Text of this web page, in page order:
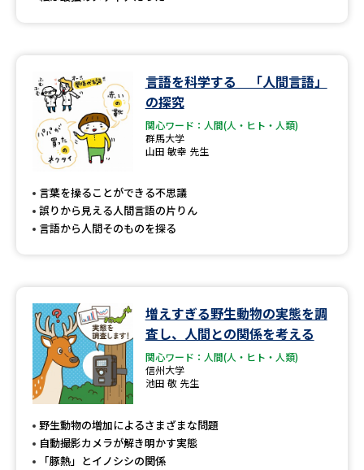
言語を科学する 「人間言語」
の探究
関心ワード：人間(人・ヒト・人類)
群馬大学
山田 敏幸 先生
言葉を操ることができる不思議
誤りから見える人間言語の片りん
言語から人間そのものを探る
増えすぎる野生動物の実態を調
査し、人間との関係を考える
関心ワード：人間(人・ヒト・人類)
信州大学
池田 敬 先生
野生動物の増加によるさまざまな問題
自動撮影カメラが解き明かす実態
「豚熱」とイノシシの関係